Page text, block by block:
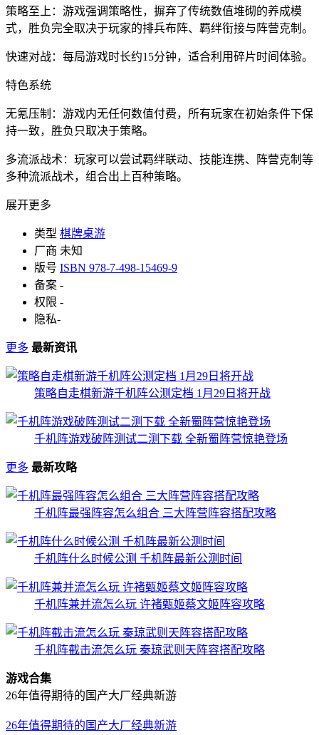
策略至上：游戏强调策略性，摒弃了传统数值堆砌的养成模
式，胜负完全取决于玩家的排兵布阵、羁绊衔接与阵营克制。
快速对战：每局游戏时长约15分钟，适合利用碎片时间体验。
特色系统
无氪压制：游戏内无任何数值付费，所有玩家在初始条件下保
持一致，胜负只取决于策略。
多流派战术：玩家可以尝试羁绊联动、技能连携、阵营克制等
多种流派战术，组合出上百种策略。
展开更多
类型 棋牌桌游
厂商 未知
版号 ISBN 978-7-498-15469-9
备案 -
权限 -
隐私-
更多 最新资讯
策略自走棋新游千机阵公测定档 1月29日将开战
千机阵游戏破阵测试二测下载 全新蜀阵营惊艳登场
更多 最新攻略
千机阵最强阵容怎么组合 三大阵营阵容搭配攻略
千机阵什么时候公测 千机阵最新公测时间
千机阵兼并流怎么玩 许褚甄姬蔡文姬阵容攻略
千机阵截击流怎么玩 秦琼武则天阵容搭配攻略
游戏合集
26年值得期待的国产大厂经典新游
26年值得期待的国产大厂经典新游